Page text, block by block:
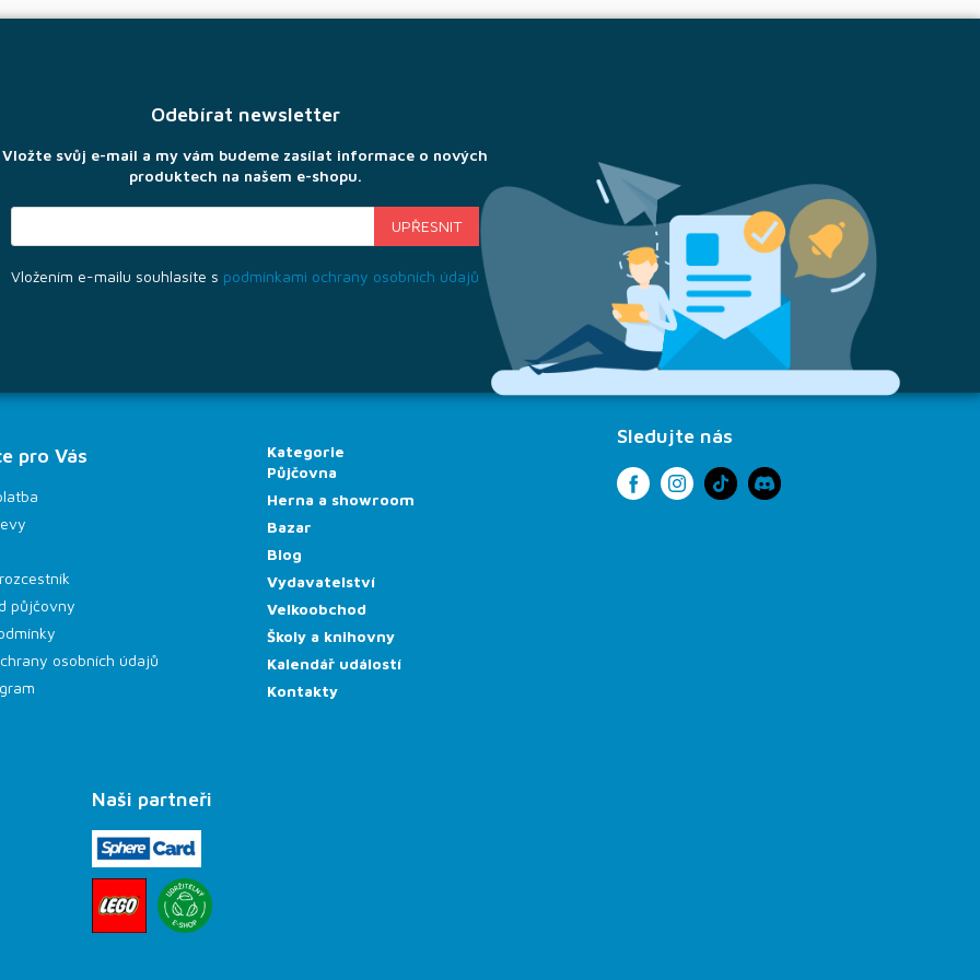
Odebírat newsletter
Vložte svůj e-mail a my vám budeme zasílat informace o nových
produktech na našem e-shopu.
Vložením e-mailu souhlasíte s podmínkami ochrany osobních údajů
pro Vás
půjčovny
osobních údajů
Kategorie
Půjčovna
Herna a showroom
Bazar
Blog
Vydavatelství
Velkoobchod
Školy a knihovny
Kalendář událostí
Kontakty
Sledujte nás
Naši partneři